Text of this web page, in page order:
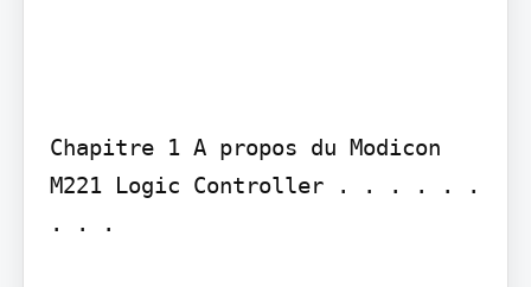
Chapitre 1 A propos du Modicon
M221 Logic Controller . . . . . .
. . .